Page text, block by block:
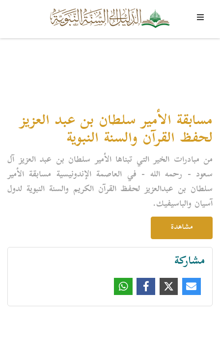
مسابقة الأمير سلطان بن عبد العزيز
لحفظ القرآن والسنة النبوية
من مبادرات الخير التي تبناها الأمير سلطان بن عبد العزيز آل
سعود - رحمه الله - في العاصمة الإندونيسية مسابقة الأمير
سلطان بن عبدالعزيز لحفظ القرآن الكريم والسنة النبوية لدول
آسيان والباسيفيك.
مشاهدة
مشاركة